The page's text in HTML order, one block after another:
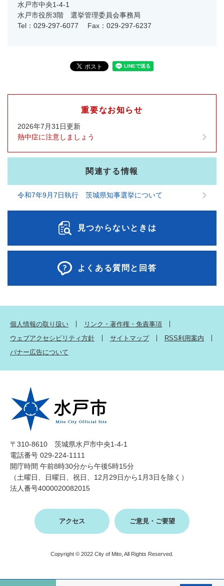
水戸市中央1-4-1
水戸市役所3階 選挙管理委員会事務局
Tel：029-297-6077
Fax：029-297-6237
重要なお知らせ
2026年7月31日更新
熱中症に注意しましょう
関連する情報
令和7年9月7日執行 茨城県知事選挙について
見つからないときは
よくある質問と回答
個人情報の取り扱い
リンク・著作権・免責事項
ウェブアクセシビリティ方針
サイトマップ
RSS利用案内
バナー広告について
〒310-8610 茨城県水戸市中央1-4-1
電話番号 029-224-1111
開庁時間 午前8時30分から午後5時15分
（土曜日、日曜日、祝日、12月29日から1月3日を除く）
法人番号4000020082015
アクセス ご意見・ご要望
Copyright © 2022 City of Mito, All Rights Reserved.